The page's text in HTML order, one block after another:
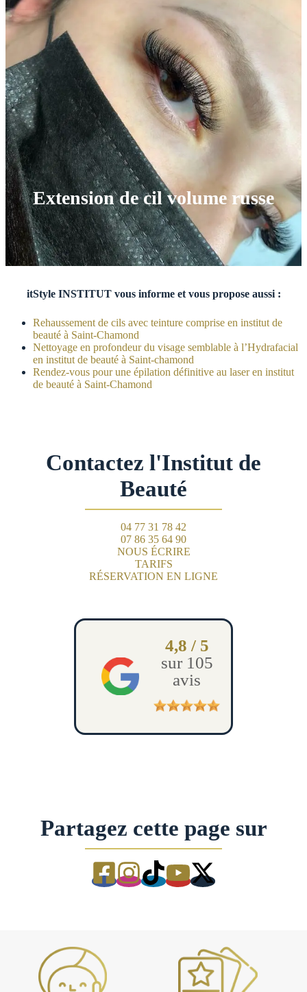
Extension de cil volume russe
itStyle INSTITUT vous informe et vous propose aussi :
Rehaussement de cils avec teinture comprise en institut de
beauté à Saint-Chamond
Nettoyage en profondeur du visage semblable à l’Hydrafacial
en institut de beauté à Saint-chamond
Rendez-vous pour une épilation définitive au laser en institut
de beauté à Saint-Chamond
Contactez l'Institut de
Beauté
04 77 31 78 42
07 86 35 64 90
NOUS ÉCRIRE
TARIFS
RÉSERVATION EN LIGNE
4,8 / 5
sur 105
avis
Partagez cette page sur